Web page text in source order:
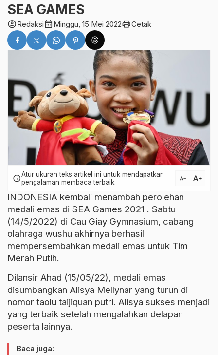
SEA GAMES
account_circleRedaksicalendar_month Minggu, 15 Mei 2022printCetak
infoAtur ukuran teks artikel ini untuk mendapatkan
pengalaman membaca terbaik.
text_decrease
text_increase
INDONESIA kembali menambah perolehan
medali emas di SEA Games 2021 . Sabtu
(14/5/2022) di Cau Giay Gymnasium, cabang
olahraga wushu akhirnya berhasil
mempersembahkan medali emas untuk Tim
Merah Putih.
Dilansir Ahad (15/05/22), medali emas
disumbangkan Alisya Mellynar yang turun di
nomor taolu taijiquan putri. Alisya sukses menjadi
yang terbaik setelah mengalahkan delapan
peserta lainnya.
Baca juga: